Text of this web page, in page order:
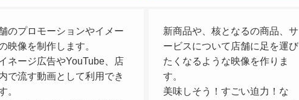
のプロモーションやイメー
映像を制作します。
ネージ広告やYouTube、店
で流す動画として利用でき
。
新商品や、核となるの商品、サ
ービスについて店舗に足を運び
たくなるような映像を作りま
す。
美味しそう！すごい迫力！な